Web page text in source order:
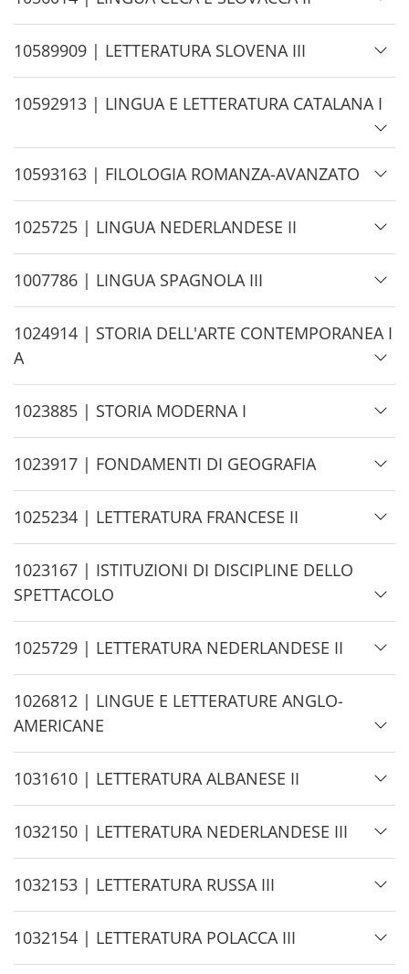
e
i
d
e
H
i
d
10589909 | LETTERATURA SLOVENA III
H
d
e
10592913 | LINGUA E LETTERATURA CATALANA I
H
i
d
e
10593163 | FILOLOGIA ROMANZA-AVANZATO
H
i
d
e
1025725 | LINGUA NEDERLANDESE II
H
i
d
e
1007786 | LINGUA SPAGNOLA III
H
i
d
e
1024914 | STORIA DELL'ARTE CONTEMPORANEA I
A
H
i
d
e
1023885 | STORIA MODERNA I
H
i
d
e
1023917 | FONDAMENTI DI GEOGRAFIA
H
i
d
e
1025234 | LETTERATURA FRANCESE II
H
i
d
e
1023167 | ISTITUZIONI DI DISCIPLINE DELLO
SPETTACOLO
H
i
d
e
1025729 | LETTERATURA NEDERLANDESE II
H
i
d
e
1026812 | LINGUE E LETTERATURE ANGLO-
AMERICANE
H
i
d
e
1031610 | LETTERATURA ALBANESE II
H
i
d
e
1032150 | LETTERATURA NEDERLANDESE III
H
i
d
e
1032153 | LETTERATURA RUSSA III
H
i
1032154 | LETTERATURA POLACCA III